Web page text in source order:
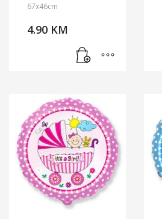
67x46cm
4.90 KM